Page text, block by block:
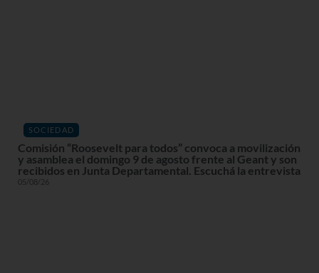
SOCIEDAD
Comisión “Roosevelt para todos” convoca a movilización
y asamblea el domingo 9 de agosto frente al Geant y son
recibidos en Junta Departamental. Escuchá la entrevista
05/08/26